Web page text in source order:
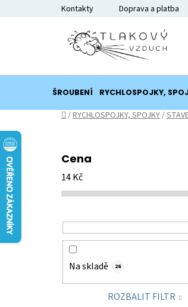
Kontakty Doprava a platba
ŠROUBENÍ RYCHLOSPOJKY,
Domů
/RYCHLOSPOJKY, SPOJKY/
Cena
14Kč
Na skladě 26
ROZBALIT FILTR